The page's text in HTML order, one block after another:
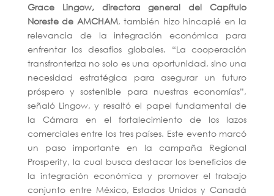
Grace Lingow, directora general del Capítulo
Noreste de AMCHAM, también hizo hincapié en la
relevancia de la integración económica para
enfrentar los desafíos globales. “La cooperación
transfronteriza no solo es una oportunidad, sino una
necesidad estratégica para asegurar un futuro
próspero y sostenible para nuestras economías”,
señaló Lingow, y resaltó el papel fundamental de
la Cámara en el fortalecimiento de los lazos
comerciales entre los tres países. Este evento marcó
un paso importante en la campaña Regional
Prosperity, la cual busca destacar los beneficios de
la integración económica y promover el trabajo
conjunto entre México, Estados Unidos y Canadá